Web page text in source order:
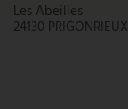
Les Abeilles
24130 PRIGONRIEUX